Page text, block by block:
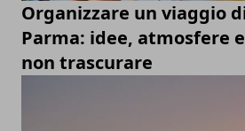
Organizzare un viaggio
Parma: idee, atmosfere
non trascurare